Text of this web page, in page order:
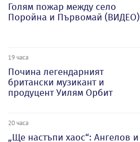
Голям пожар между село
Поройна и Първомай (ВИДЕО)
19 часа
Почина легендарният
британски музикант и
продуцент Уилям Орбит
20 часа
„Ще настъпи хаос“: Ангелов и